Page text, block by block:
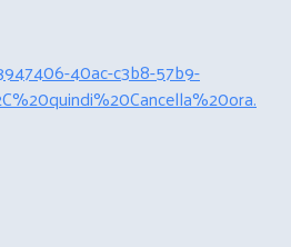
40ac-c3b8-57b9-